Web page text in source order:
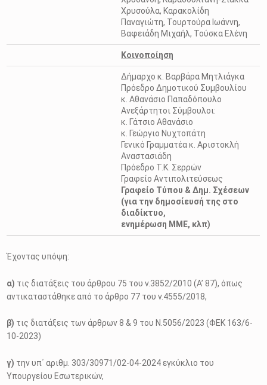
Χρυσούλα, Καρακολίδη
Παναγιώτη, Τουρτούρα Ιωάννη,
Βαφειάδη Μιχαήλ, Τούσκα Ελένη
Κοινοποίηση
Δήμαρχο κ. Βαρβάρα Μητλιάγκα
Πρόεδρο Δημοτικού Συμβουλίου
κ. Αθανάσιο Παπαδόπουλο
Ανεξάρτητοι Σύμβουλοι:
κ. Γάτσιο Αθανάσιο
κ. Γεώργιο Νυχτοπάτη
Γενικό Γραμματέα κ. Αριστοκλή
Αναστασιάδη
Πρόεδρο Τ.Κ. Σερρών
Γραφείο Αντιπολιτεύσεως
Γραφείο Τύπου & Δημ. Σχέσεων
(για την δημοσίευσή της στο
διαδίκτυο,
ενημέρωση ΜΜΕ, κλπ)
Έχοντας υπόψη:
α) τις διατάξεις του άρθρου 75 του ν.3852/2010 (Α’ 87), όπως
αντικαταστάθηκε από το άρθρο 77 του ν.4555/2018,
β) τις διατάξεις των άρθρων 8 & 9 του Ν.5056/2023 (ΦΕΚ 163/6-
10-2023)
γ) την υπ΄ αριθμ. 303/30971/02-04-2024 εγκύκλιο του
Υπουργείου Εσωτερικών,